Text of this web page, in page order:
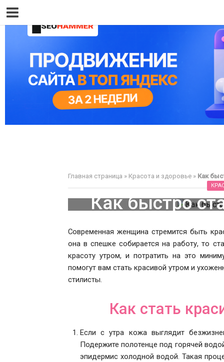
Главная страница » Красота и здоровье » Как
Как быстро
Современная женщина стремится быть
она в спешке собирается на работу, то
красоту утром, и потратить на это
помогут вам стать красивой утром и
стилисты.
Как стать
Если с утра кожа выглядит
Подержите полотенце под горячей
эпидермис холодной водой. Такая